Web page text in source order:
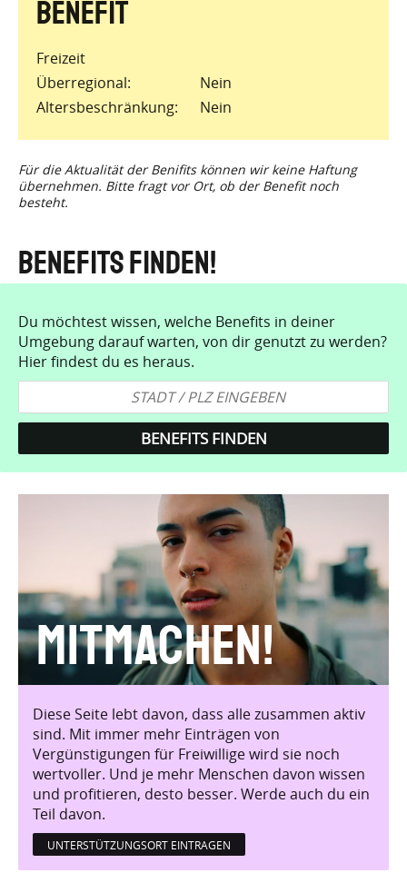
Freizeit
Überregional
Nein
Altersbeschränkung
Nein
Für die Aktualität der Benifits können wir keine Haftung
übernehmen. Bitte fragt vor Ort, ob der Benefit noch
besteht.
Benefits finden!
Du möchtest wissen, welche Benefits in deiner
Umgebung darauf warten, von dir genutzt zu werden?
Hier findest du es heraus.
Mitmachen!
Diese Seite lebt davon, dass alle zusammen aktiv
sind. Mit immer mehr Einträgen von
Vergünstigungen für Freiwillige wird sie noch
wertvoller. Und je mehr Menschen davon wissen
und profitieren, desto besser. Werde auch du ein
Teil davon.
UNTERSTÜTZUNGSORT EINTRAGEN